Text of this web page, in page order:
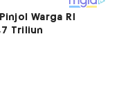
Warga RI
Triliun